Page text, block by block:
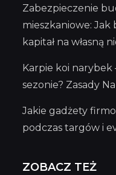
Zabezpieczenie
mieszkaniowe:
kapitał na własną
Karpie koi narybek
sezonie? Zasady
Jakie gadżety
podczas targów i
ZOBACZ TEŻ